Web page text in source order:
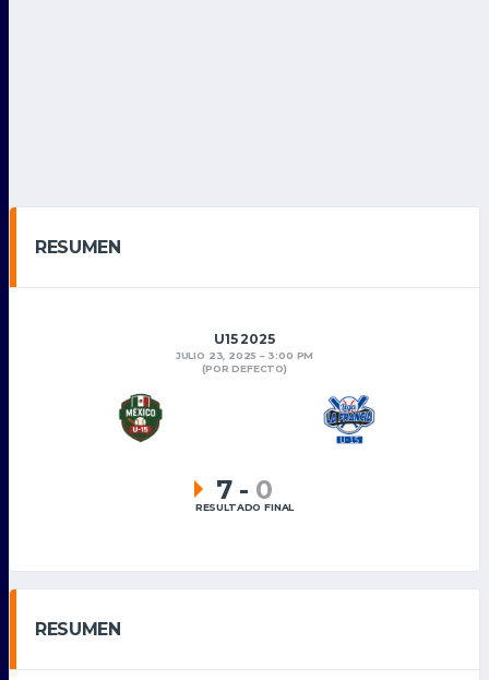
RESUMEN
U15 2025
JULIO 23, 2025
3:00 PM
(POR DEFECTO)
7 - 0
RESULTADO FINAL
RESUMEN